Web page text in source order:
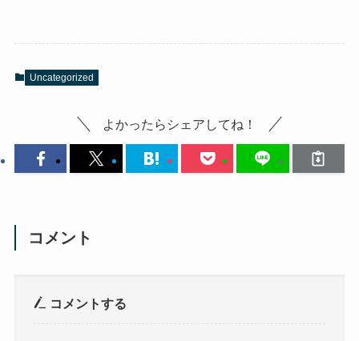
Uncategorized
よかったらシェアしてね！
コメント
コメントする